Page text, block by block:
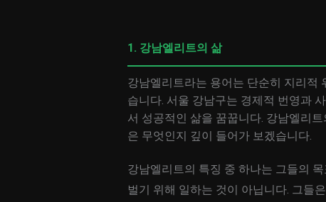
1. 강남엘리트의 삶
강남엘리트라는 용어는 단순히 지리적
습니다. 서울 강남구는 경제적 번영과
서 성공적인 삶을 꿈꿉니다. 강남엘리
은 무엇인지 깊이 들어가 보겠습니다.
강남엘리트의 특징 중 하나는 그들의
벌기 위해 일하는 것이 아닙니다. 그들